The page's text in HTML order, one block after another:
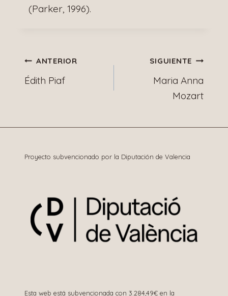
(Parker, 1996).
Navegación
de
ANTERIOR
Édith Piaf
SIGUIENTE
Maria Anna
Mozart
Proyecto subvencionado por la Diputación de Valencia
Esta web está subvencionada con 3.284,49€ en la